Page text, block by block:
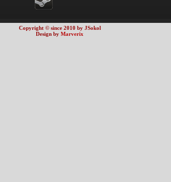
Copyright © since 2010 by JSokol
Design by Marverix